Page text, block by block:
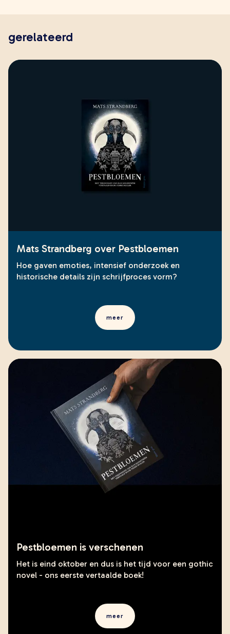
gerelateerd
Mats Strandberg over Pestbloemen
Hoe gaven emoties, intensief onderzoek en
historische details zijn schrijfproces vorm?
meer
Pestbloemen is verschenen
Het is eind oktober en dus is het tijd voor een gothic
novel - ons eerste vertaalde boek!
meer